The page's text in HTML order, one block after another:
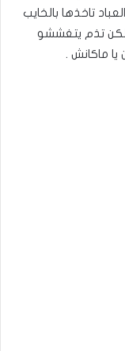
تاخذها بالخايب
لكن تذم يتغششو
ماكانش .